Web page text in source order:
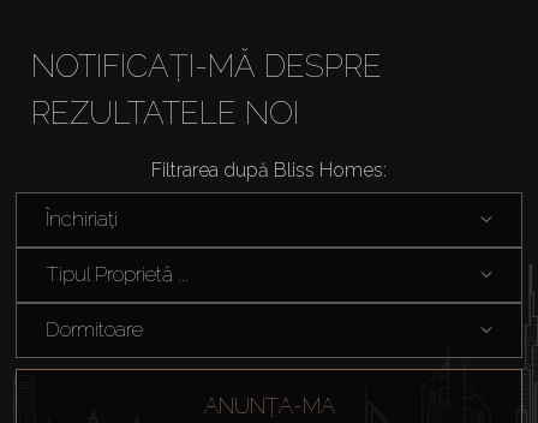
Închiriați
Vânzare
Off-Plan
NOTIFICAȚI-MĂ DESPRE
REZULTATELE NOI
Filtrarea după Bliss Homes:
Închiriați
Tipul Proprietă ...
Dormitoare
ANUNȚA-MA